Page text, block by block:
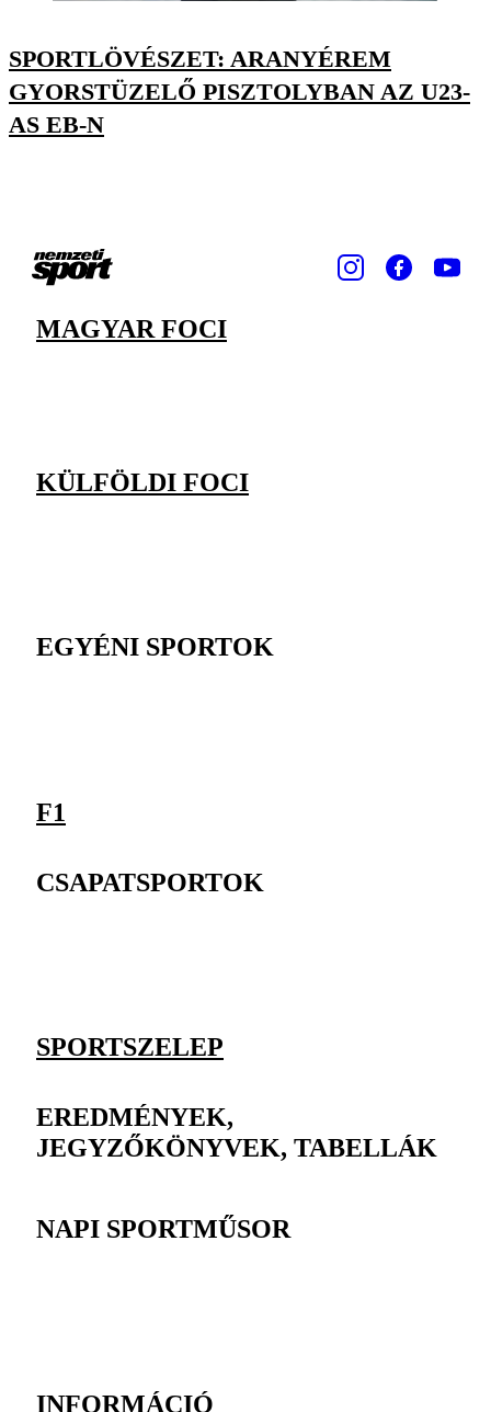
SPORTLÖVÉSZET: ARANYÉREM
GYORSTÜZELŐ PISZTOLYBAN AZ U23-
AS EB-N
MAGYAR FOCI
KÜLFÖLDI FOCI
EGYÉNI SPORTOK
F1
CSAPATSPORTOK
SPORTSZELEP
EREDMÉNYEK,
JEGYZŐKÖNYVEK, TABELLÁK
NAPI SPORTMŰSOR
INFORMÁCIÓ